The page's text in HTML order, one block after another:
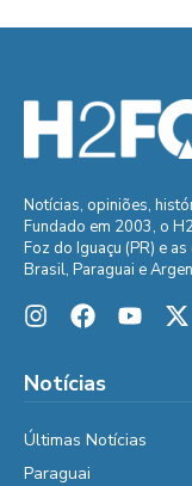
Notícias, opiniões,
Fundado em 2003, o
Foz do Iguaçu (PR) e
Brasil, Paraguai e
Notícias
Últimas Notícias
Paraguai